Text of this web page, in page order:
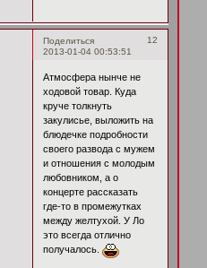
Поделиться
12
2013-01-04 00:53:51
Атмосфера нынче не
ходовой товар. Куда
круче толкнуть
закулисье, выложить на
блюдечке подробности
своего развода с мужем
и отношения с молодым
любовником, а о
концерте рассказать
где-то в промежутках
между желтухой. У Ло
это всегда отлично
получалось.